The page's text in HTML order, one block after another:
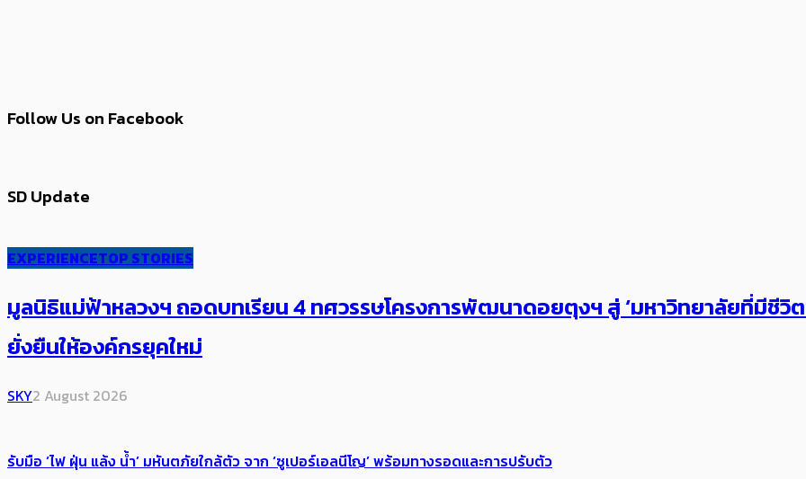
Follow Us on Facebook
SD Update
EXPERIENCETOP STORIES
มูลนิธิแม่ฟ้าหลวงฯ ถอดบทเรียน 4 ทศวรรษโครงการพัฒนาดอยตุงฯ สู่ ‘มหาวิทยาลัยที่มีชี
ยั่งยืนให้องค์กรยุคใหม่
SKY2 August 2026
รับมือ ‘ไฟ ฝุ่น แล้ง น้ำ’ มหันตภัยใกล้ตัว จาก ‘ซูเปอร์เอลนีโญ’ พร้อมทางรอดและการปรับตัว